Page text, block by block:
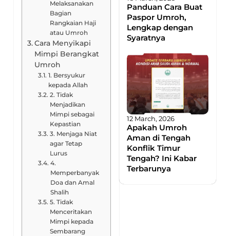
Melaksanakan
Bagian
Rangkaian Haji
atau Umroh
Cara Menyikapi
Mimpi Berangkat
Umroh
1. Bersyukur
kepada Allah
2. Tidak
Menjadikan
Mimpi sebagai
Kepastian
3. Menjaga Niat
agar Tetap
Lurus
4.
Memperbanyak
Doa dan Amal
Shalih
5. Tidak
Menceritakan
Mimpi kepada
Sembarang
Panduan Cara Buat
Paspor Umroh,
Lengkap dengan
Syaratnya
12 March, 2026
Apakah Umroh
Aman di Tengah
Konflik Timur
Tengah? Ini Kabar
Terbarunya